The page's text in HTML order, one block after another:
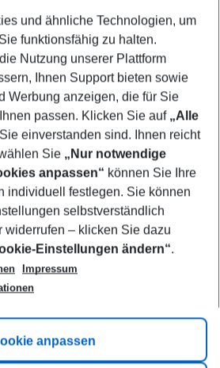
27 5-8 nights
more filter
und ähnliche Technologien, um
funktionsfähig zu halten.
Nutzung unserer Plattform
Ihnen Support bieten sowie
Werbung anzeigen, die für Sie
passen. Klicken Sie auf „Alle
einverstanden sind. Ihnen reicht
Sie „Nur notwendige
anpassen“ können Sie Ihre
individuell festlegen. Sie können
selbstverständlich
widerrufen – klicken Sie dazu
Einstellungen ändern“.
Impressum
anpassen